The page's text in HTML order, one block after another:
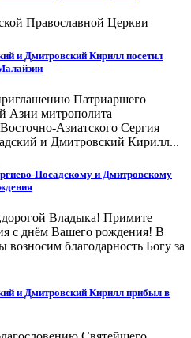
Православной Церкви
и Дмитровский Кирилл посетил
Патриаршего
Азии митрополита
Азиатского Сергия
и Дмитровский Кирилл...
Посадскому и Дмитровскому
Владыка! Примите
с днём Вашего рождения! В
возносим благодарность Богу за
и Дмитровский Кирилл прибыл в